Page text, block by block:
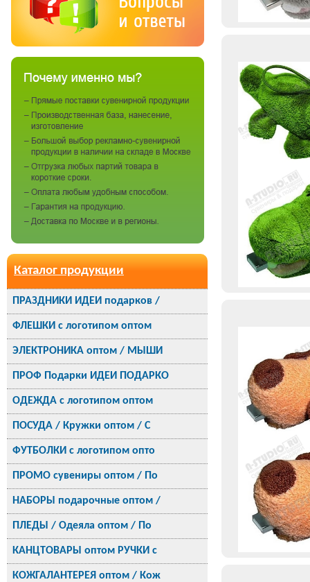
Каталог продукции
ПРАЗДНИКИ ИДЕИ подарков /
ФЛЕШКИ с логотипом оптом
ЭЛЕКТРОНИКА оптом / МЫШИ
ПРОФ Подарки ИДЕИ ПОДАРКО
ОДЕЖДА с логотипом оптом
ПОСУДА / Кружки оптом / С
ФУТБОЛКИ с логотипом опто
ПРОМО сувениры оптом / По
НАБОРЫ подарочные оптом /
ПЛЕДЫ / Одеяла оптом / По
КАНЦТОВАРЫ оптом РУЧКИ с
КОЖГАЛАНТЕРЕЯ оптом / Кож